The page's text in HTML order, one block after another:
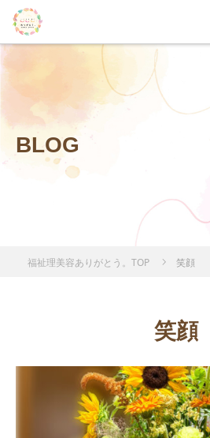
BLOG
福祉理美容ありがとう。TOP 笑顔
笑顔